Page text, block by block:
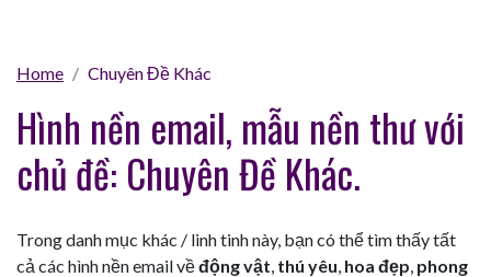
Home Chuyên Đề Khác
Hình nền email, mẫu nền thư với
chủ đề: Chuyên Đề Khác.
Trong danh mục khác / linh tinh này, bạn có thể tìm thấy tất
cả các hình nền email vềđộng vật, thú yêu, hoa đẹp, phong